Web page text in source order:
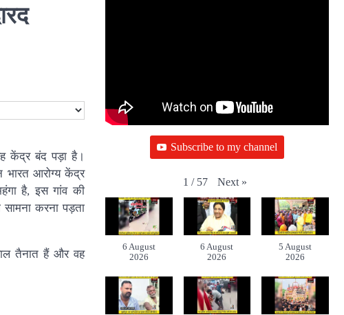
केंद्र बंद पड़ा है।
भारत आरोग्य केंद्र
है, इस गांव की
करना पड़ता
तैनात हैं और वह
Subscribe to my channel
1 / 57 Next »
6 August
2026
6 August
2026
5 August
2026